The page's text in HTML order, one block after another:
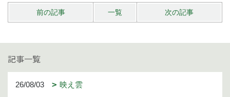
前の記事 一覧 次の記事
記事一覧
26/08/03 映え雲